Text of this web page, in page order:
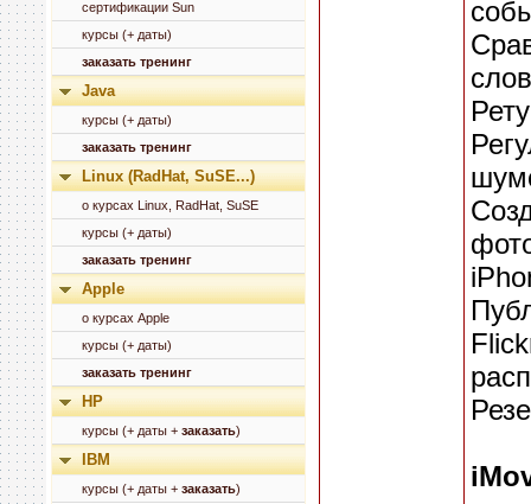
сертификации Sun
курсы (+ даты)
заказать тренинг
Java
курсы (+ даты)
заказать тренинг
Linux (RadHat, SuSE...)
о курсах Linux, RadHat, SuSE
курсы (+ даты)
заказать тренинг
Apple
о курсах Apple
курсы (+ даты)
заказать тренинг
HP
курсы (+ даты + заказать)
IBM
курсы (+ даты + заказать)